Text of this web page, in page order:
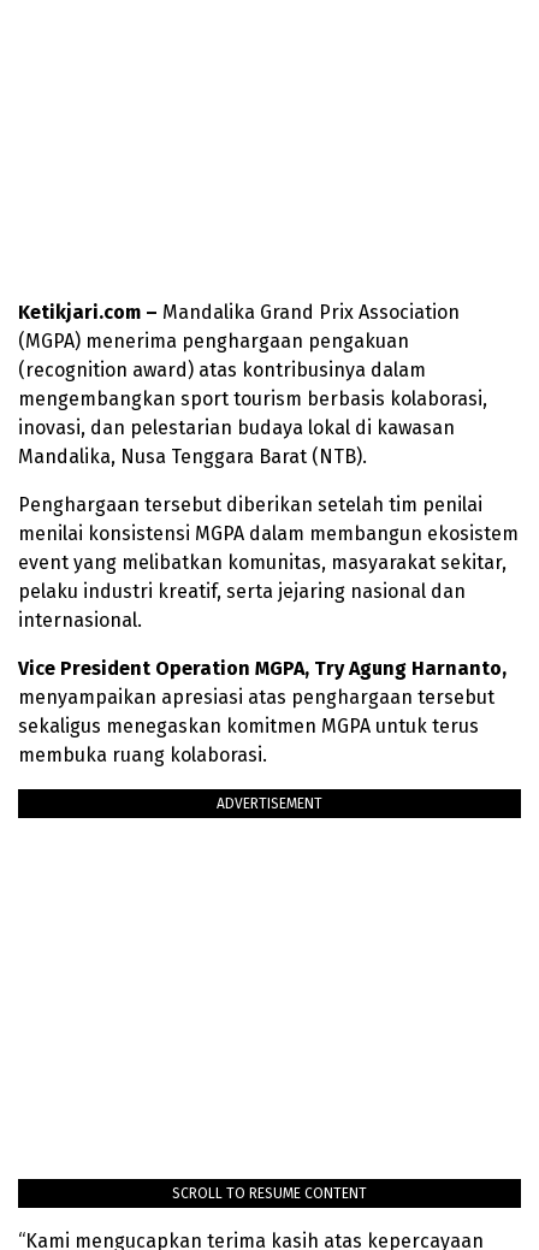
Ketikjari.com – Mandalika Grand Prix Association
(MGPA) menerima penghargaan pengakuan
(recognition award) atas kontribusinya dalam
mengembangkan sport tourism berbasis kolaborasi,
inovasi, dan pelestarian budaya lokal di kawasan
Mandalika, Nusa Tenggara Barat (NTB).
Penghargaan tersebut diberikan setelah tim penilai
menilai konsistensi MGPA dalam membangun ekosistem
event yang melibatkan komunitas, masyarakat sekitar,
pelaku industri kreatif, serta jejaring nasional dan
internasional.
Vice President Operation MGPA, Try Agung Harnanto,
menyampaikan apresiasi atas penghargaan tersebut
sekaligus menegaskan komitmen MGPA untuk terus
membuka ruang kolaborasi.
ADVERTISEMENT
SCROLL TO RESUME CONTENT
“Kami mengucapkan terima kasih atas kepercayaan